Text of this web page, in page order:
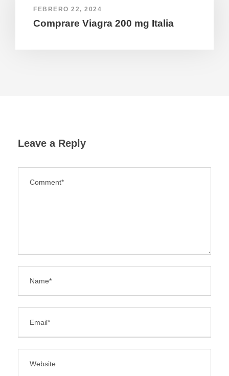
FEBRERO 22, 2024
Comprare Viagra 200 mg Italia
Leave a Reply